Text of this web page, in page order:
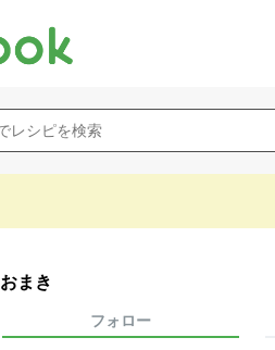
おまき
フォロー